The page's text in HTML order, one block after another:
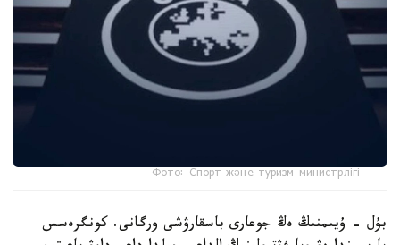
Фото: Спорт және туризм министрлігі
بۇل - ۇيىمنىڭ ەڭ جوعارى باسقارۋشى ورگانى. كونگرەسس